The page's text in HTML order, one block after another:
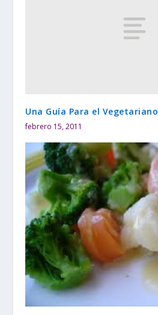
Una Guía Para el Vegetariano
febrero 15, 2011